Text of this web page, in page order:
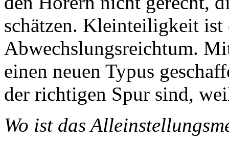
schätzen. Kleinteiligkeit ist
Abwechslungsreichtum.
einen neuen Typus
der richtigen Spur sind,
Wo ist das